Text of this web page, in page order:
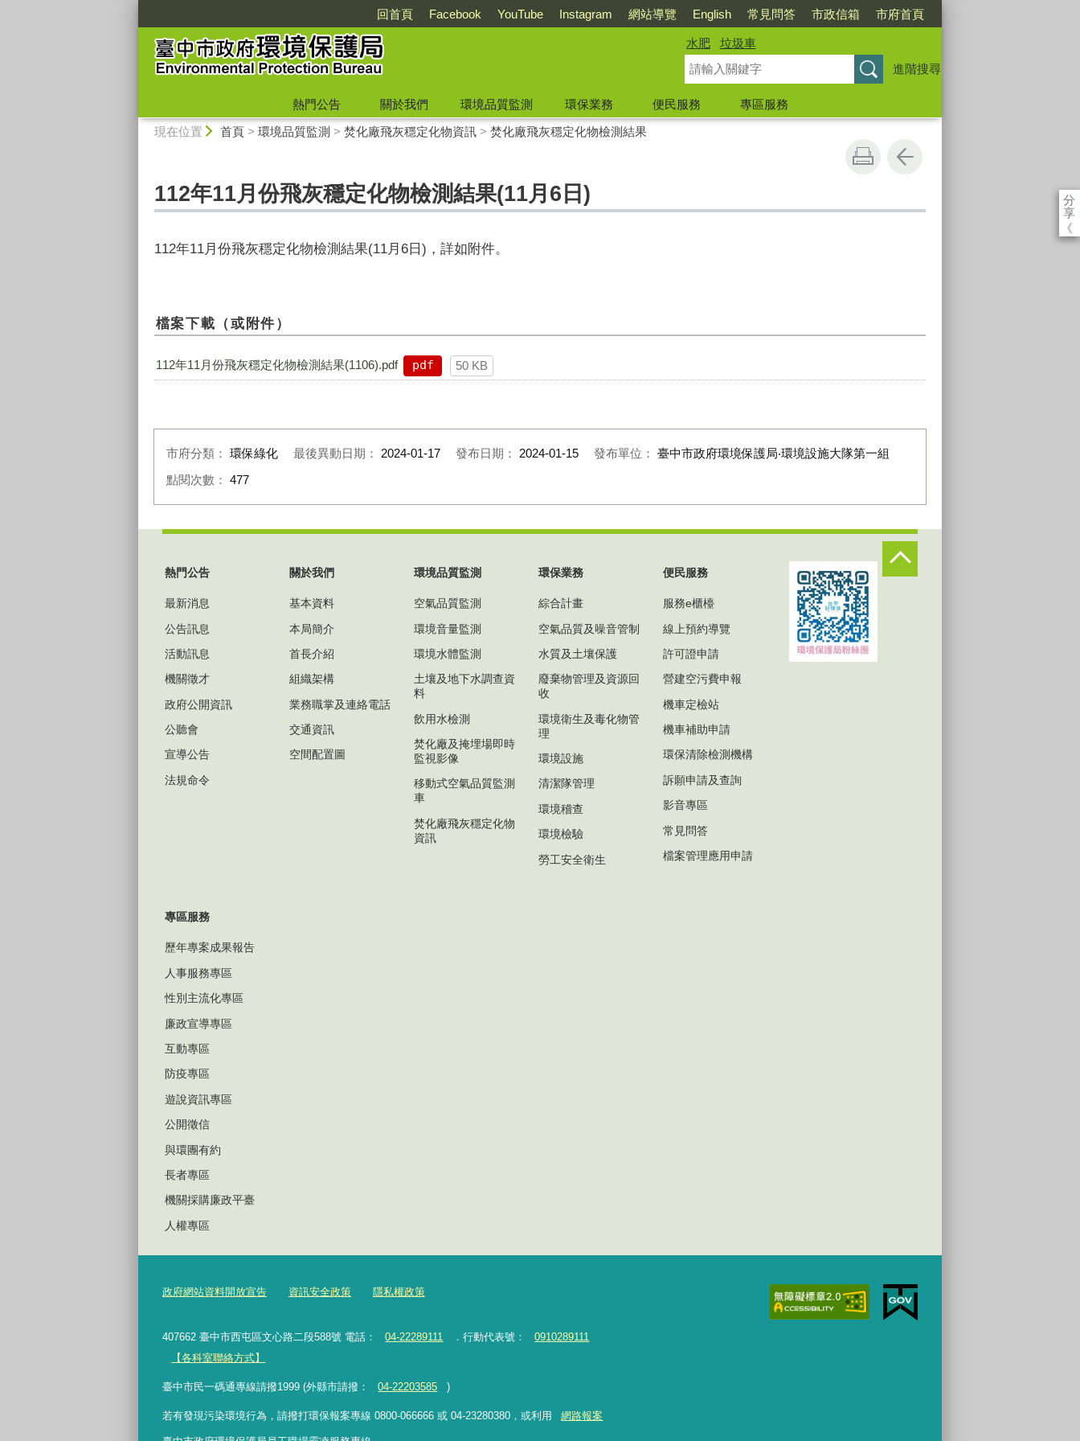
回首頁 Facebook YouTube Instagram 網站導覽 English 常見問答 市政信箱 市府首頁
水肥
垃圾車
進階搜尋
熱門公告 關於我們 環境品質監測 環保業務 便民服務
專區服務
現在位置 首頁> 環境品質監測 > 焚化廠飛灰穩定化物資訊> 焚化廠飛灰穩定化物檢測結果
分
享
《
112年11月份飛灰穩定化物檢測結果(11月6日)
112年11月份飛灰穩定化物檢測結果(11月6日)，詳如附件。
檔案下載（或附件）
112年11月份飛灰穩定化物檢測結果(1106).pdf pdf 50 KB
市府分類： 環保綠化 最後異動日期： 2024-01-17 發布日期： 2024-01-15 發布單位： 臺中市政府環境保護局‧環境設施大隊第一組
點閱次數： 477
熱門公告
最新消息
公告訊息
活動訊息
機關徵才
政府公開資訊
公聽會
宣導公告
法規命令
關於我們
基本資料
本局簡介
首長介紹
組織架構
業務職掌及連絡電話
交通資訊
空間配置圖
環境品質監測
空氣品質監測
環境音量監測
環境水體監測
土壤及地下水調查資
料
飲用水檢測
焚化廠及掩埋場即時
監視影像
移動式空氣品質監測
車
焚化廠飛灰穩定化物
資訊
環保業務
綜合計畫
空氣品質及噪音管制
水質及土壤保護
廢棄物管理及資源回
收
環境衛生及毒化物管
理
環境設施
清潔隊管理
環境稽查
環境檢驗
勞工安全衛生
便民服務
服務e櫃檯
線上預約導覽
許可證申請
營建空污費申報
機車定檢站
機車補助申請
環保清除檢測機構
訴願申請及查詢
影音專區
常見問答
檔案管理應用申請
專區服務
歷年專案成果報告
人事服務專區
性別主流化專區
廉政宣導專區
互動專區
防疫專區
遊說資訊專區
公開徵信
與環團有約
長者專區
機關採購廉政平臺
人權專區
政府網站資料開放宣告 資訊安全政策 隱私權政策
407662 臺中市西屯區文心路二段588號 電話： 04-22289111 ．行動代表號：
0910289111
【各科室聯絡方式】
臺中市民一碼通專線請撥1999 (外縣市請撥： 04-22203585 )
若有發現污染環境行為，請撥打環保報案專線 0800-066666 或 04-23280380，或利用 網路報案